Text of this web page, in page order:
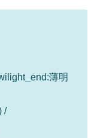
薄明
/